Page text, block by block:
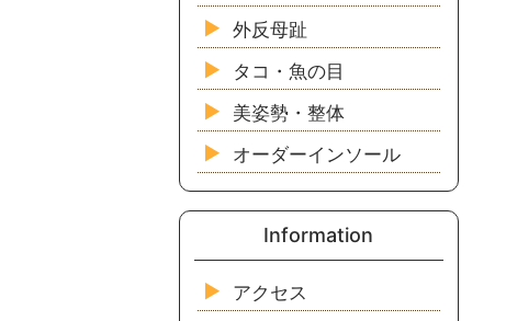
外反母趾
タコ・魚の目
美姿勢・整体
オーダーインソール
Information
アクセス